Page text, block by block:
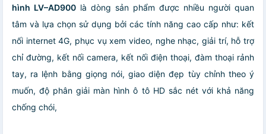
hình LV–AD900 là dòng sản phẩm được nhiều người quan
tâm và lựa chọn sử dụng bởi các tính năng cao cấp như: kết
nối internet 4G, phục vụ xem video, nghe nhạc, giải trí, hỗ trợ
chỉ đường, kết nối camera, kết nối điện thoại, đàm thoại rảnh
tay, ra lệnh bằng giọng nói, giao diện đẹp tùy chỉnh theo ý
muốn, độ phân giải màn hình ô tô HD sắc nét với khả năng
chống chói,